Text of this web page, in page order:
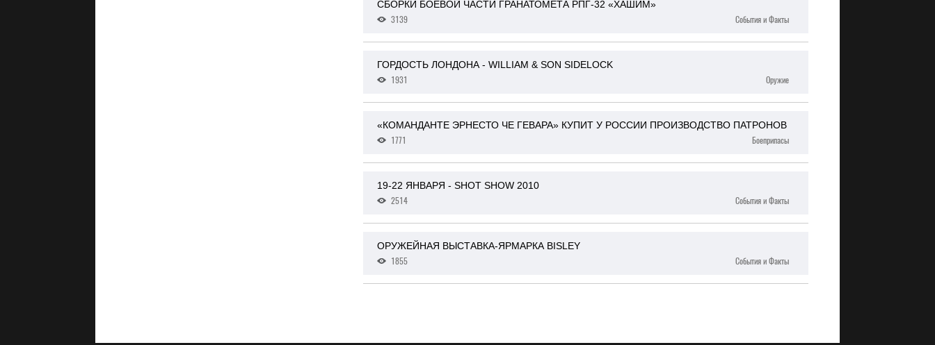
СБОРКИ БОЕВОЙ ЧАСТИ ГРАНАТОМЕТА РПГ-32 «ХАШИМ»
3139
События и Факты
ГОРДОСТЬ ЛОНДОНА - WILLIAM & SON SIDELOCK
1931
Оружие
«КОМАНДАНТЕ ЭРНЕСТО ЧЕ ГЕВАРА» КУПИТ У РОССИИ ПРОИЗВОДСТВО ПАТРОНОВ
1771
Боеприпасы
19-22 ЯНВАРЯ - SHOT SHOW 2010
2514
События и Факты
ОРУЖЕЙНАЯ ВЫСТАВКА-ЯРМАРКА BISLEY
1855
События и Факты